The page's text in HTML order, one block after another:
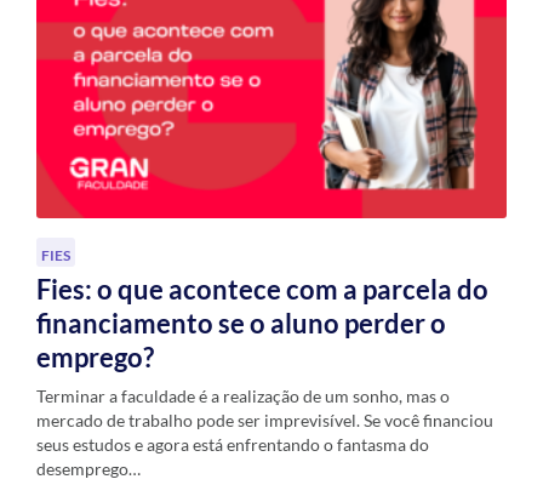
FIES
Fies: o que acontece com a parcela do
financiamento se o aluno perder o
emprego?
Terminar a faculdade é a realização de um sonho, mas o
mercado de trabalho pode ser imprevisível. Se você financiou
seus estudos e agora está enfrentando o fantasma do
desemprego…